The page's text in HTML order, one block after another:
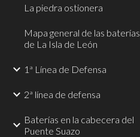
La piedra ostionera
Mapa general de las baterías
de La Isla de León
1ª Línea de Defensa
2ª línea de defensa
Baterías en la cabecera del
Puente Suazo